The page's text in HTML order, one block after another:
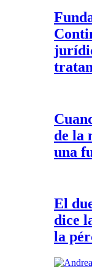
de la
una
El
dice
la